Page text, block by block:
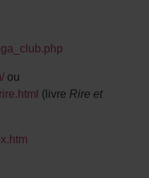
ou
(livre Rire et